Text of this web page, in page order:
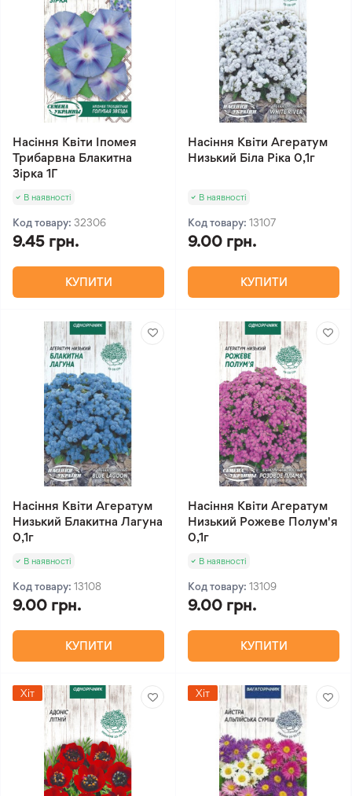
Насіння Квіти Іпомея
Трибарвна Блакитна
Зірка 1Г
В наявності
Код товару: 32306
9.45 грн.
КУПИТИ
Насіння Квіти Агератум
Низький Біла Ріка 0,1г
В наявності
Код товару: 13107
9.00 грн.
КУПИТИ
Насіння Квіти Агератум
Низький Блакитна Лагуна
0,1г
В наявності
Код товару: 13108
9.00 грн.
КУПИТИ
Насіння Квіти Агератум
Низький Рожеве Полум'я
0,1г
В наявності
Код товару: 13109
9.00 грн.
КУПИТИ
Хіт Хіт